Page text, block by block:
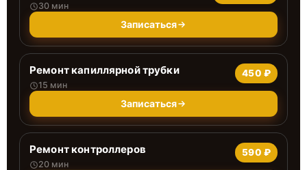
30 мин
Записаться
Ремонт капиллярной трубки
15 мин
450 ₽
Записаться
Ремонт контроллеров
20 мин
590 ₽